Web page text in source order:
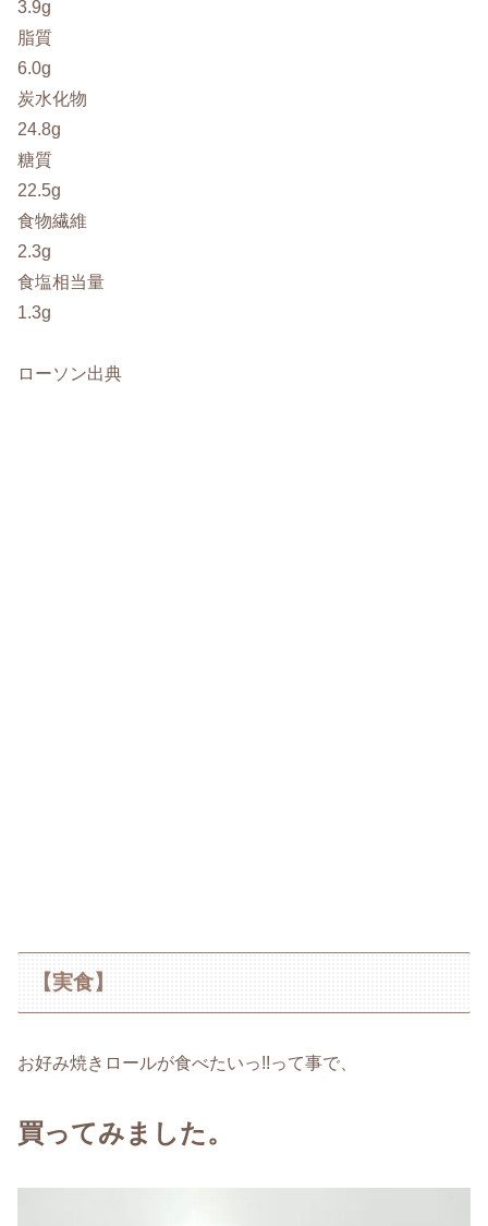
3.9g
脂質
6.0g
炭水化物
24.8g
糖質
22.5g
食物繊維
2.3g
食塩相当量
1.3g
ローソン出典
【実食】
お好み焼きロールが食べたいっ!!って事で、
買ってみました。